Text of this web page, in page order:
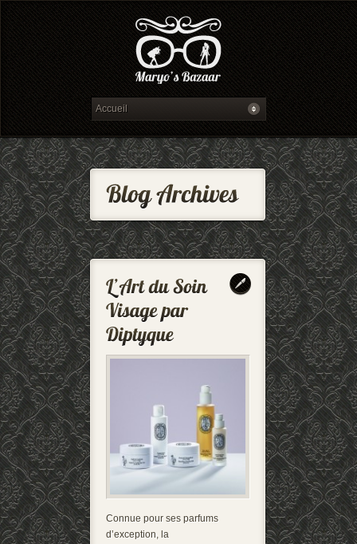
Connue pour ses parfums
d’exception, la